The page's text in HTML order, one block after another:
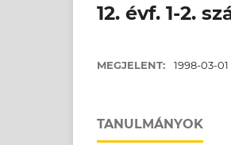
12. évf. 1-2.
MEGJELENT: 1998-03-01
TANULMÁNYOK